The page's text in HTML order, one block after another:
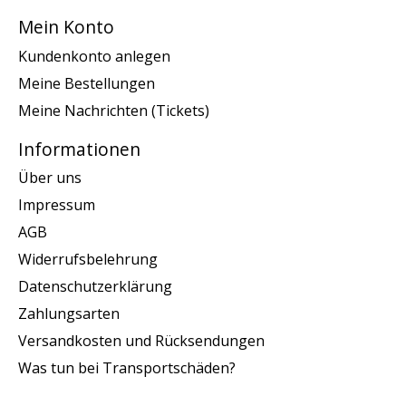
Mein Konto
Kundenkonto anlegen
Meine Bestellungen
Meine Nachrichten (Tickets)
Informationen
Über uns
Impressum
AGB
Widerrufsbelehrung
Datenschutzerklärung
Zahlungsarten
Versandkosten und Rücksendungen
Was tun bei Transportschäden?